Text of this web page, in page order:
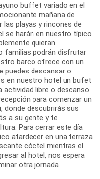
buffet variado en el
mañana de
playas y rincones de
se harán en nuestro típico
quieran
familias podrán disfrutar
barco ofrece con un
puedes descansar o
en nuestro hotel un bufet
libre o descanso.
para comenzar un
donde descubrirás sus
a su gente y te
Para cerrar este día
atardecer en una terraza
cóctel mientras el
al hotel, nos espera
otra jornada